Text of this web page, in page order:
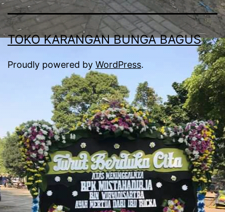
TOKO KARANGAN BUNGA BAGUS
Proudly powered by WordPress.